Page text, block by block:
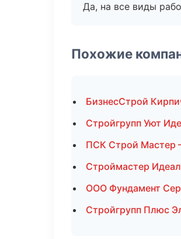
Да, на все виды
Похожие
БизнесСтрой
Стройгрупп Уют
ПСК Строй Мастер
Строймастер
ООО Фундамент
Стройгрупп Плюс